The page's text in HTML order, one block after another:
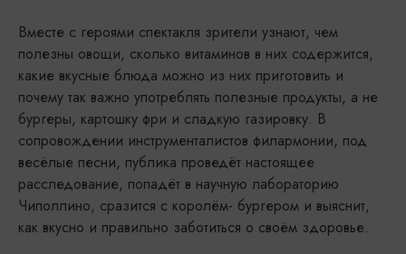
Вместе с героями спектакля зрители узнают, чем
полезны овощи, сколько витаминов в них содержится,
какие вкусные блюда можно из них приготовить и
почему так важно употреблять полезные продукты, а не
бургеры, картошку фри и сладкую газировку. В
сопровождении инструменталистов филармонии, под
весёлые песни, публика проведёт настоящее
расследование, попадёт в научную лабораторию
Чиполлино, сразится с королём- бургером и выяснит,
как вкусно и правильно заботиться о своём здоровье.